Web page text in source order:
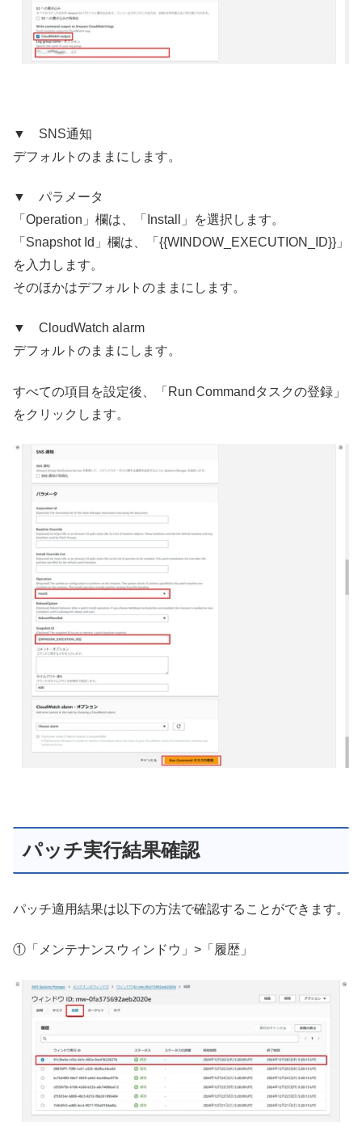
▼ SNS通知
デフォルトのままにします。
▼ パラメータ
「Operation」欄は、「Install」を選択します。
「Snapshot Id」欄は、「 {{WINDOW_EXECUTION_ID}} 」
を入力します。
そのほかはデフォルトのままにします。
▼ CloudWatch alarm
デフォルトのままにします。
すべての項目を設定後、「Run Commandタスクの登録」
をクリックします。
パッチ実行結果確認
パッチ適用結果は以下の方法で確認することができます。
①「メンテナンスウィンドウ」>「履歴」